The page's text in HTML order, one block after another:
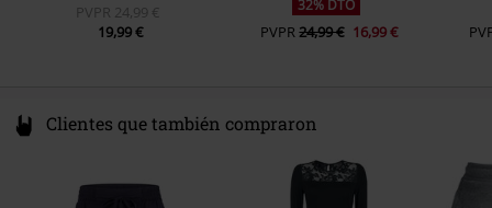
PVPR 24,99 €
19,99 €
32% DTO
PVPR24,99 € 16,99 €
Clientes que también compraron